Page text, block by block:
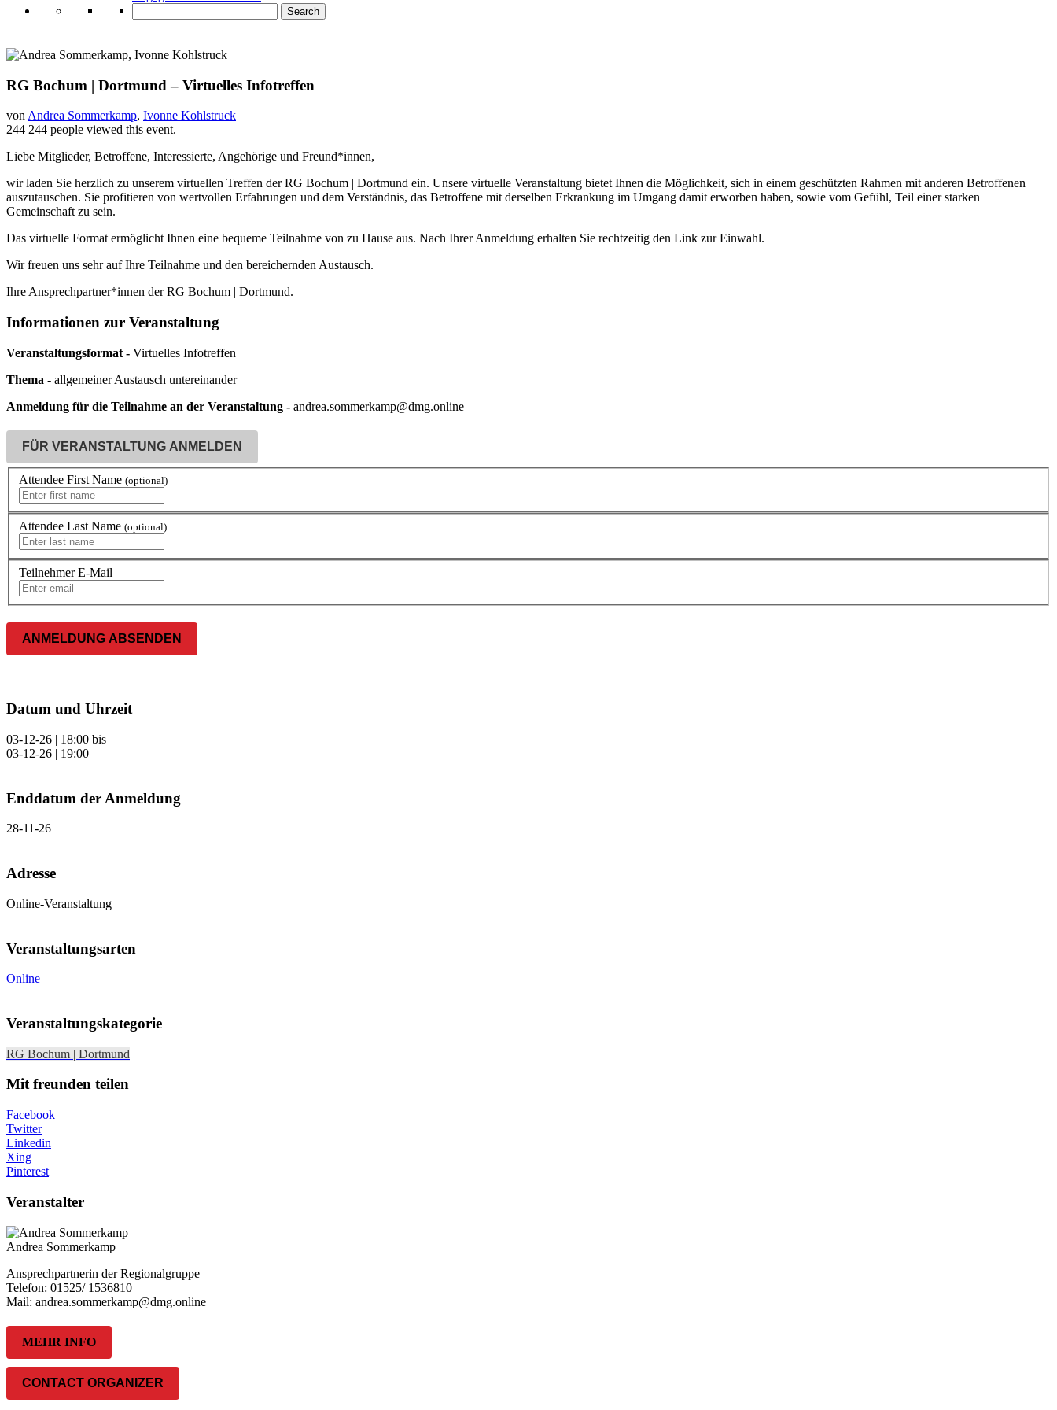
Search
RG Bochum | Dortmund – Virtuelles Infotreffen
von Andrea Sommerkamp, Ivonne Kohlstruck
244 244 people viewed this event.
Liebe Mitglieder, Betroffene, Interessierte, Angehörige und Freund*innen,
wir laden Sie herzlich zu unserem virtuellen Treffen der RG Bochum | Dortmund ein. Unsere virtuelle Veranstaltung bietet Ihnen die Möglichkeit, sich in einem geschützten Rahmen mit anderen Betroffenen
auszutauschen. Sie profitieren von wertvollen Erfahrungen und dem Verständnis, das Betroffene mit derselben Erkrankung im Umgang damit erworben haben, sowie vom Gefühl, Teil einer starken
Gemeinschaft zu sein.
Das virtuelle Format ermöglicht Ihnen eine bequeme Teilnahme von zu Hause aus. Nach Ihrer Anmeldung erhalten Sie rechtzeitig den Link zur Einwahl.
Wir freuen uns sehr auf Ihre Teilnahme und den bereichernden Austausch.
Ihre Ansprechpartner*innen der RG Bochum | Dortmund.
Informationen zur Veranstaltung
Veranstaltungsformat - Virtuelles Infotreffen
Thema - allgemeiner Austausch untereinander
Anmeldung für die Teilnahme an der Veranstaltung - andrea.sommerkamp@dmg.online
FÜR VERANSTALTUNG ANMELDEN
Attendee First Name (optional)
Attendee Last Name (optional)
Teilnehmer E-Mail
ANMELDUNG ABSENDEN
Datum und Uhrzeit
03-12-26 | 18:00 bis
03-12-26 | 19:00
Enddatum der Anmeldung
28-11-26
Adresse
Online-Veranstaltung
Veranstaltungsarten
Online
Veranstaltungskategorie
RG Bochum | Dortmund
Mit freunden teilen
Facebook
Twitter
Linkedin
Xing
Pinterest
Veranstalter
Andrea Sommerkamp
Ansprechpartnerin der Regionalgruppe
Telefon: 01525/ 1536810
Mail: andrea.sommerkamp@dmg.online
MEHR INFO
CONTACT ORGANIZER